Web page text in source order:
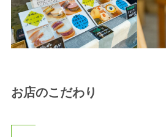
お店のこだわり